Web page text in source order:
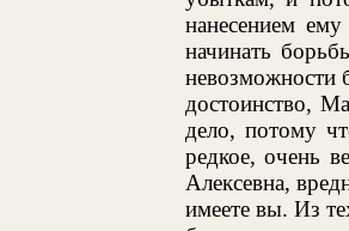
нанесением
начинать
невозможности
достоинство,
дело, потому
редкое, очень
Алексевна,
имеете вы. Из